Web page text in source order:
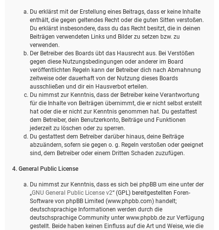
Du erklärst mit der Erstellung eines Beitrags, dass er keine Inhalte
enthält, die gegen geltendes Recht oder die guten Sitten verstoßen.
Du erklärst insbesondere, dass du das Recht besitzt, die in deinen
Beiträgen verwendeten Links und Bilder zu setzen bzw. zu
verwenden.
Der Betreiber des Boards übt das Hausrecht aus. Bei Verstößen
gegen diese Nutzungsbedingungen oder anderer im Board
veröffentlichten Regeln kann der Betreiber dich nach Abmahnung
zeitweise oder dauerhaft von der Nutzung dieses Boards
ausschließen und dir ein Hausverbot erteilen.
Du nimmst zur Kenntnis, dass der Betreiber keine Verantwortung
für die Inhalte von Beiträgen übernimmt, die er nicht selbst erstellt
hat oder die er nicht zur Kenntnis genommen hat. Du gestattest
dem Betreiber, dein Benutzerkonto, Beiträge und Funktionen
jederzeit zu löschen oder zu sperren.
Du gestattest dem Betreiber darüber hinaus, deine Beiträge
abzuändern, sofern sie gegen o. g. Regeln verstoßen oder geeignet
sind, dem Betreiber oder einem Dritten Schaden zuzufügen.
4. General Public License
Du nimmst zur Kenntnis, dass es sich bei phpBB um eine unter der
„GNU General Public License v2“ (GPL) bereitgestellten Foren-
Software von phpBB Limited (www.phpbb.com) handelt;
deutschsprachige Informationen werden durch die
deutschsprachige Community unter www.phpbb.de zur Verfügung
gestellt. Beide haben keinen Einfluss auf die Art und Weise, wie die